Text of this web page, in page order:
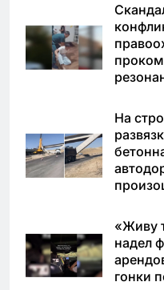
На
«Живу
надел
гонки